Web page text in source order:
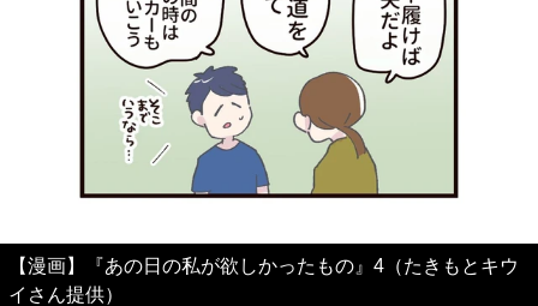
【漫画】『あの日の私が欲しかったもの』4（たきもとキウ
イさん提供）